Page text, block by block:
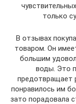
только
В отзывах
товаром. Он
большим
воды. Это
предотвращает
понравилось им
зато порадовала